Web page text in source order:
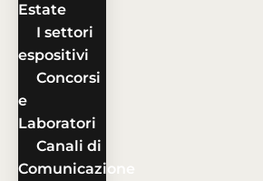
Estate
I settori
espositivi
Concorsi
e
Laboratori
Canali di
Comunicazione